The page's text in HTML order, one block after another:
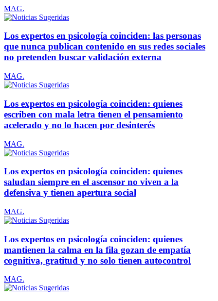
MAG.
Los expertos en psicología coinciden: las personas
que nunca publican contenido en sus redes sociales
no pretenden buscar validación externa
MAG.
Los expertos en psicología coinciden: quienes
escriben con mala letra tienen el pensamiento
acelerado y no lo hacen por desinterés
MAG.
Los expertos en psicología coinciden: quienes
saludan siempre en el ascensor no viven a la
defensiva y tienen apertura social
MAG.
Los expertos en psicología coinciden: quienes
mantienen la calma en la fila gozan de empatía
cognitiva, gratitud y no solo tienen autocontrol
MAG.